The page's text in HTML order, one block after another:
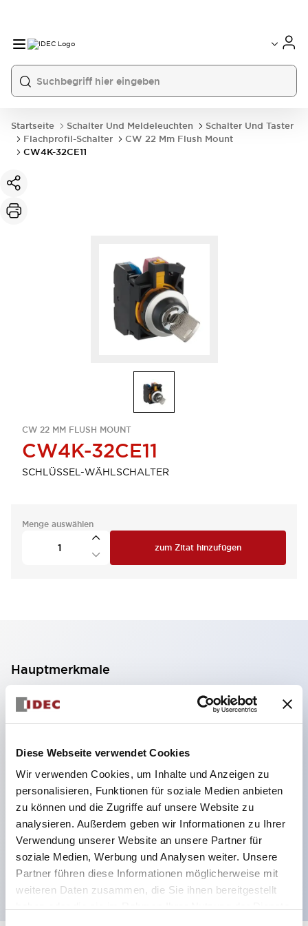
Diese Webseite verwendet Cookies
Wir verwenden Cookies, um Inhalte und Anzeigen zu
personalisieren, Funktionen für soziale Medien anbieten
zu können und die Zugriffe auf unsere Website zu
analysieren. Außerdem geben wir Informationen zu Ihrer
Verwendung unserer Website an unsere Partner für
soziale Medien, Werbung und Analysen weiter. Unsere
Partner führen diese Informationen möglicherweise mit
weiteren Daten zusammen, die Sie ihnen bereitgestellt
Startseite Schalter Und Meldeleuchten
Schalter Und Taster
Flachprofil-Schalter
CW 22 Mm Flush Mount
CW4K-32CE11
CW 22 MM FLUSH MOUNT
CW4K-32CE11
SCHLÜSSEL-WÄHLSCHALTER
Menge auswählen
zum Zitat hinzufügen
Hauptmerkmale
2-Kontakt-Block mit 2 Stufen, ermöglicht eine 4-
Kontakt-Konfiguration (Gewährleistung der
Isolierung zwischen den 2 Kontakten).
59,9 mm (※ 22-stufiger Kontaktblock).
Platzsparendes Design möglich.
Sicherheitsstruktur der 3. Generation: 2-Aktions-
Freisetzung, integrierter Schutz, IP20-
Fingerschutzstruktur